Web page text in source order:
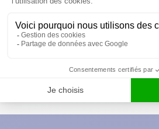
Sous 72h
mise en place de
90%
de satisfaction